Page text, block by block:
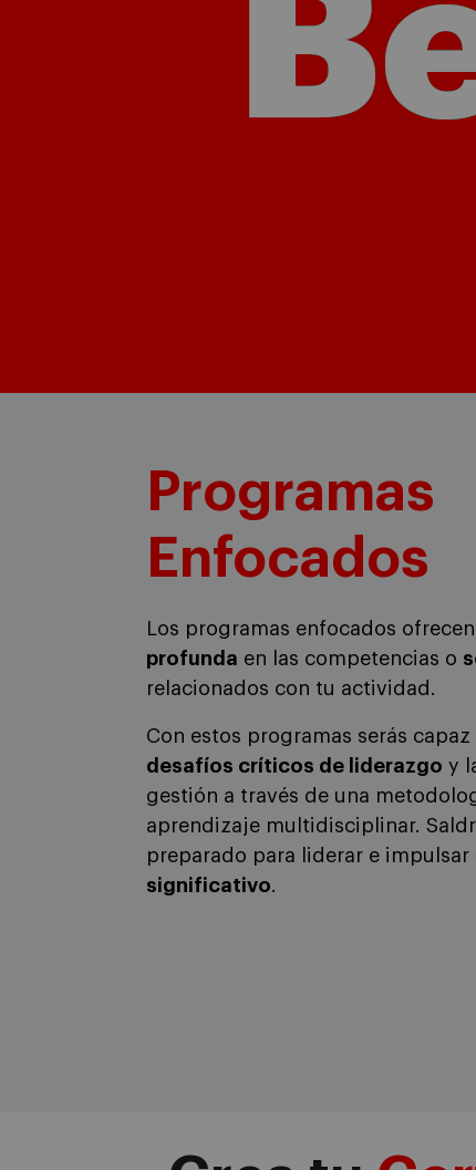
Programas
Enfocados
Los programas enfocados
profunda en las competencias o
relacionados con tu actividad.
Con estos programas serás capaz
desafíos críticos de liderazgo y
gestión a través de una
aprendizaje multidisciplinar.
preparado para liderar e impulsar
significativo.